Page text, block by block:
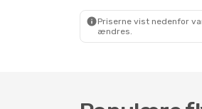
Priserne vist nedenfor
ændres.